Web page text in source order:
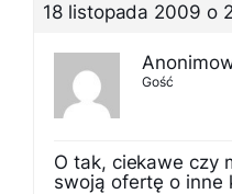
18 listopada 2009 o
Gość
O tak, ciekawe czy
swoją ofertę o inne